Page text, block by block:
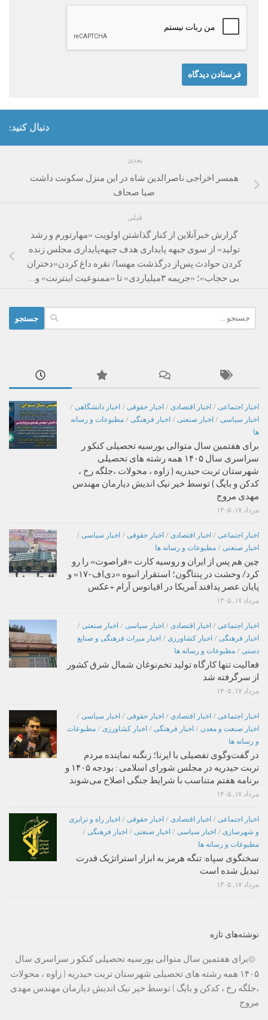
دنبال کنید:
بعدی
همسر اخراجی ناصرالدین شاه در این منزل سکونت داشت
صبا صحاف
قبلی
گزارش خبرآنلاین از کنار گذاشتن اولویت «مهارتورم و رشد
تولید» از سوی جبهه پایداری هدف جبهه‌پایداری مجلس زنده
کردن حوادث پس‌از درگذشت مهسا/ نقره داغ کردن«دختران
بی حجاب»؛ «جریمه ۳میلیاردی» تا «ممنوعیت اینترنت» و…
برای:
اخبار اجتماعی / اخبار اقتصادی / اخبار حقوقی / اخبار دانشگاهی /
اخبار سیاسی / اخبار صنعتی / اخبار فرهنگی / مطبوعات و رسانه
ها
برای هفتمین سال متوالی بورسیه تحصیلی کنکو ر
سراسری سال ۱۴۰۵ همه رشته های تحصیلی
شهرستان تربت حیدریه ( زاوه ، محولات ،جلگه رخ ،
کدکن و بایگ ) توسط خیر نیک اندیش دیارمان مهندس
مهدی مروج
مرداد ۱۷, ۱۴۰۵
اخبار اجتماعی / اخبار اقتصادی / اخبار حقوقی / اخبار سیاسی /
اخبار صنعتی / مطبوعات و رسانه ها
چین هم پس از ایران و روسیه کارت «فراصوت» را رو
کرد/ وحشت در پنتاگون؛ استقرار انبوه «دی‌اف‑۱۷» و
پایان عصر پدافند آمریکا در اقیانوس آرام +عکس
مرداد ۱۷, ۱۴۰۵
اخبار اجتماعی / اخبار اقتصادی / اخبار سیاسی / اخبار صنعتی /
اخبار فرهنگی / اخبار کشاورزی / اخبار میراث فرهنگی و صنایع
دستی / مطبوعات و رسانه ها
فعالیت تنها کارگاه تولید تخم‌نوغان شمال شرق کشور
از سرگرفته شد
مرداد ۱۷, ۱۴۰۵
اخبار اجتماعی / اخبار اقتصادی / اخبار حقوقی / اخبار سیاسی /
اخبار صنعت و معدن / اخبار فرهنگی / اخبار کشاورزی / مطبوعات
و رسانه ها
در گفت‌وگوی تفصیلی با ایرنا؛ زنگنه نماینده مردم
تربت حیدریه در مجلس شورای اسلامی : بودجه ۱۴۰۵ و
برنامه هفتم متناسب با شرایط جنگی اصلاح می‌شوند
مرداد ۱۷, ۱۴۰۵
اخبار اجتماعی / اخبار اقتصادی / اخبار حقوقی / اخبار راه و ترابری
و شهرسازی / اخبار سیاسی / اخبار صنعتی / اخبار فرهنگی /
مطبوعات و رسانه ها
سخنگوی سپاه: تنگه هرمز به ابزار استراتژیک قدرت
تبدیل شده است
مرداد ۱۷, ۱۴۰۵
نوشته‌های تازه
برای هفتمین سال متوالی بورسیه تحصیلی کنکو ر سراسری سال
۱۴۰۵ همه رشته های تحصیلی شهرستان تربت حیدریه ( زاوه ، محولات
،جلگه رخ ، کدکن و بایگ ) توسط خیر نیک اندیش دیارمان مهندس مهدی
مروج